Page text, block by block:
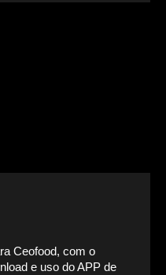
Ceofood, com o
e uso do APP de